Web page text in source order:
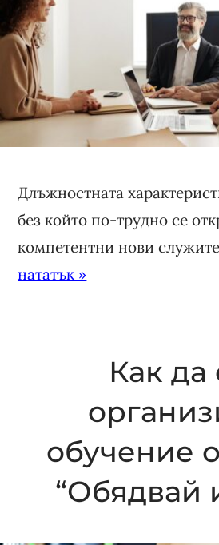
Длъжностната
без който по-трудно се
компетентни нови
нататък »
Как да
обучение
“Обядвай